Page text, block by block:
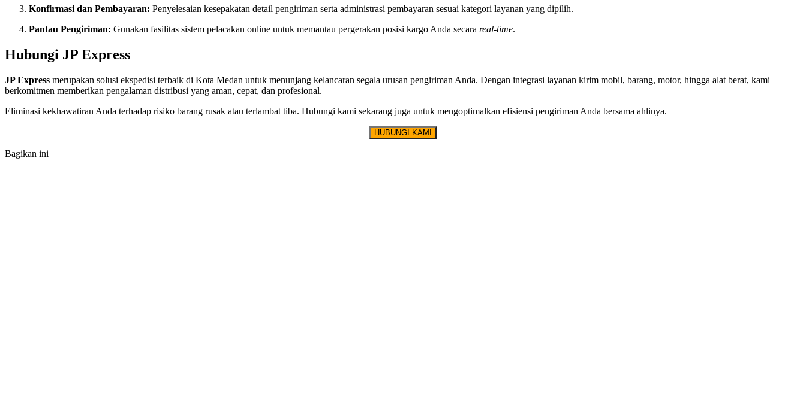
Konfirmasi dan Pembayaran: Penyelesaian kesepakatan detail pengiriman serta administrasi pembayaran sesuai kategori layanan yang dipilih.
Pantau Pengiriman: Gunakan fasilitas sistem pelacakan online untuk memantau pergerakan posisi kargo Anda secara real-time.
Hubungi JP Express
JP Express merupakan solusi ekspedisi terbaik di Kota Medan untuk menunjang kelancaran segala urusan pengiriman Anda. Dengan integrasi layanan kirim mobil, barang, motor, hingga alat berat, kami
berkomitmen memberikan pengalaman distribusi yang aman, cepat, dan profesional.
Eliminasi kekhawatiran Anda terhadap risiko barang rusak atau terlambat tiba. Hubungi kami sekarang juga untuk mengoptimalkan efisiensi pengiriman Anda bersama ahlinya.
HUBUNGI KAMI
Bagikan ini